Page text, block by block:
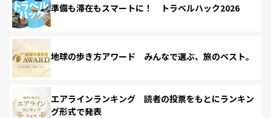
準備も滞在もスマートに！ トラベルハック2026
地球の歩き方アワード みんなで選ぶ、旅のベスト。
エアラインランキング 読者の投票をもとにランキン
グ形式で発表